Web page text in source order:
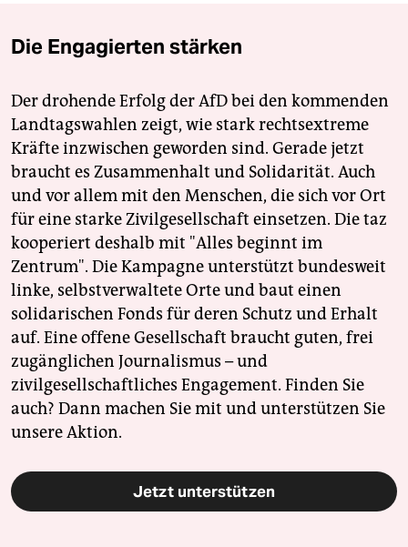
Die Engagierten stärken
Der drohende Erfolg der AfD bei den kommenden
Landtagswahlen zeigt, wie stark rechtsextreme
Kräfte inzwischen geworden sind. Gerade jetzt
braucht es Zusammenhalt und Solidarität. Auch
und vor allem mit den Menschen, die sich vor Ort
für eine starke Zivilgesellschaft einsetzen. Die taz
kooperiert deshalb mit "Alles beginnt im
Zentrum". Die Kampagne unterstützt bundesweit
linke, selbstverwaltete Orte und baut einen
solidarischen Fonds für deren Schutz und Erhalt
auf. Eine offene Gesellschaft braucht guten, frei
zugänglichen Journalismus – und
zivilgesellschaftliches Engagement. Finden Sie
auch? Dann machen Sie mit und unterstützen Sie
unsere Aktion.
Jetzt unterstützen